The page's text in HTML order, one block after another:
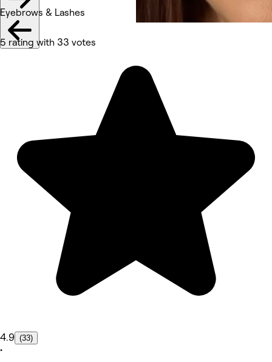
Eyebrows & Lashes
5 rating with 33 votes
4.9 (33)
•